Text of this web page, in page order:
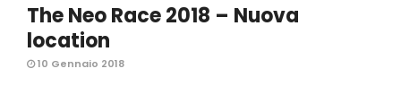
The Neo Race 2018 – Nuova
location
10 Gennaio 2018